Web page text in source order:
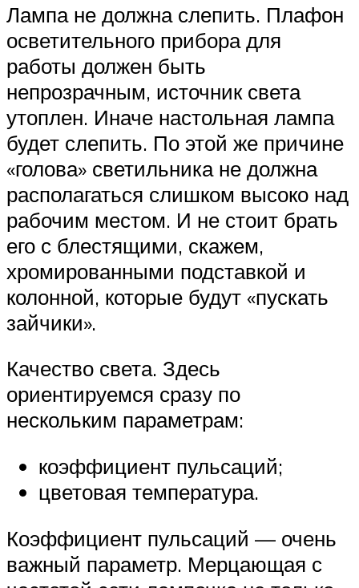
Лампа не должна слепить. Плафон
осветительного прибора для
работы должен быть
непрозрачным, источник света
утоплен. Иначе настольная лампа
будет слепить. По этой же причине
«голова» светильника не должна
располагаться слишком высоко над
рабочим местом. И не стоит брать
его с блестящими, скажем,
хромированными подставкой и
колонной, которые будут «пускать
зайчики».
Качество света. Здесь
ориентируемся сразу по
нескольким параметрам:
коэффициент пульсаций;
цветовая температура.
Коэффициент пульсаций — очень
важный параметр. Мерцающая с